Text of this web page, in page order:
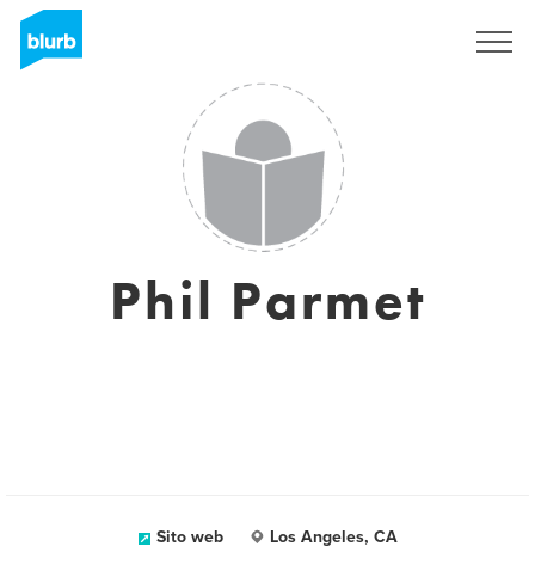
Phil Parmet
Sito web Los Angeles, CA